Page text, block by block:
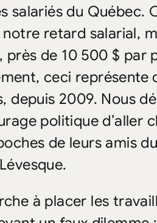
salariés du Québec.
retard salarial,
près de 10 500 $ par
ceci représente
depuis 2009. Nous
politique d’aller
de leurs amis
à placer les